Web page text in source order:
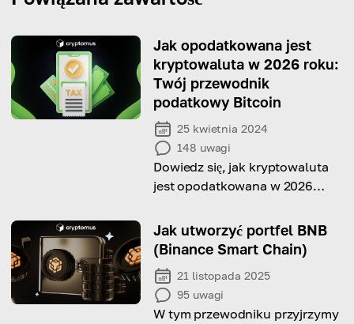
Jak opodatkowana jest
kryptowaluta w 2026 roku:
Twój przewodnik
podatkowy Bitcoin
25 kwietnia 2024
148 uwagi
Dowiedz się, jak kryptowaluta
jest opodatkowana w 2026
Jak utworzyć portfel BNB
(Binance Smart Chain)
21 listopada 2025
95 uwagi
W tym przewodniku przyjrzymy